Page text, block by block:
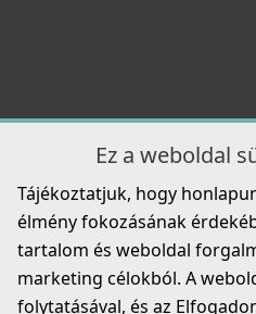
ELLECI - Csaptelep Cloud G68
89
ELLECI - Tisztítószer spray
mosogatótálcákhoz
DLA01603
Ez a weboldal
Tájékoztatjuk, hogy
élmény fokozásának
tartalom és weboldal
marketing célokból. A
folytatásával, és az